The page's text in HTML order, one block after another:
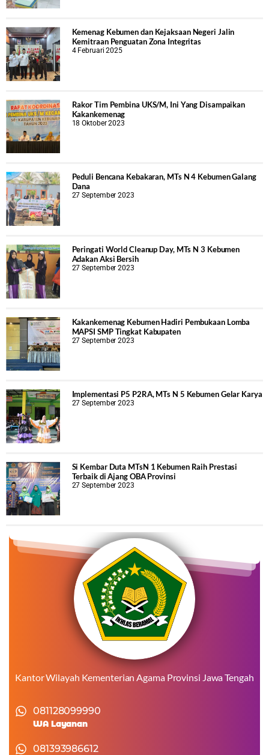
Kemenag Kebumen dan Kejaksaan Negeri Jalin
Kemitraan Penguatan Zona Integritas
4 Februari 2025
Rakor Tim Pembina UKS/M, Ini Yang Disampaikan
Kakankemenag
18 Oktober 2023
Peduli Bencana Kebakaran, MTs N 4 Kebumen Galang
Dana
27 September 2023
Peringati World Cleanup Day, MTs N 3 Kebumen
Adakan Aksi Bersih
27 September 2023
Kakankemenag Kebumen Hadiri Pembukaan Lomba
MAPSI SMP Tingkat Kabupaten
27 September 2023
Implementasi P5 P2RA, MTs N 5 Kebumen Gelar Karya
27 September 2023
Si Kembar Duta MTsN 1 Kebumen Raih Prestasi
Terbaik di Ajang OBA Provinsi
27 September 2023
Kantor Wilayah Kementerian Agama Provinsi Jawa Tengah
081128099990
WA Layanan
081393986612